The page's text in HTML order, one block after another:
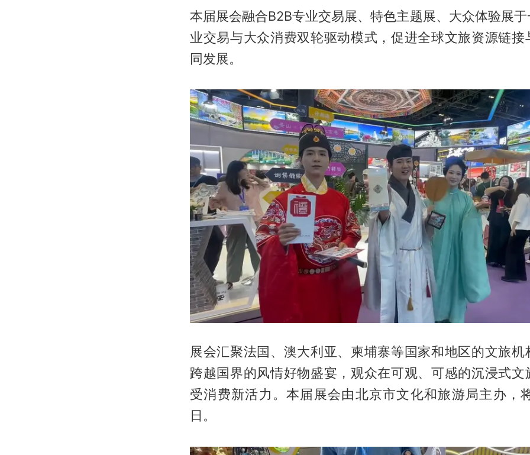
本届展会融合B2B专业交易展、特色主题展、大众体验展
业交易与大众消费双轮驱动模式，促进全球文旅资源链接
同发展。
展会汇聚法国、澳大利亚、柬埔寨等国家和地区的文旅机
跨越国界的风情好物盛宴，观众在可观、可感的沉浸式文
受消费新活力。本届展会由北京市文化和旅游局主办，
日。